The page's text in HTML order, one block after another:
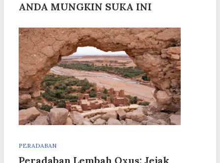
ANDA MUNGKIN SUKA INI
PERADABAN
Peradaban Lembah Oxus: Jejak